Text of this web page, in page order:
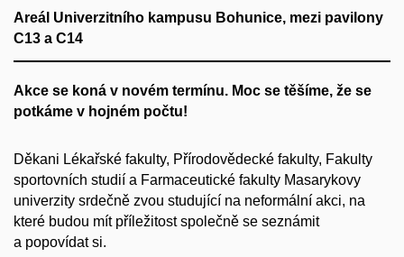
Areál Univerzitního kampusu Bohunice, mezi pavilony
C13 a C14
Akce se koná v novém termínu. Moc se těšíme, že se
potkáme v hojném počtu!
Děkani Lékařské fakulty, Přírodovědecké fakulty, Fakulty
sportovních studií a Farmaceutické fakulty Masarykovy
univerzity srdečně zvou studující na neformální akci, na
které budou mít příležitost společně se seznámit
a popovídat si.